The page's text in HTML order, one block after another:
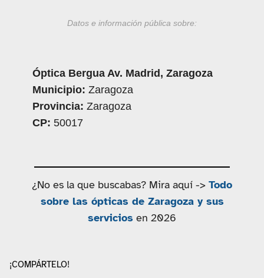
Datos e información pública sobre:
Óptica Bergua Av. Madrid, Zaragoza
Municipio: Zaragoza
Provincia: Zaragoza
CP: 50017
¿No es la que buscabas? Mira aquí -> Todo
sobre las ópticas de Zaragoza y sus
servicios en 2026
¡COMPÁRTELO!